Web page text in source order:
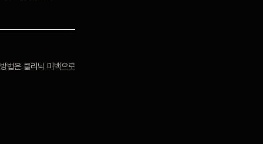
법은 클리닉 미백으로